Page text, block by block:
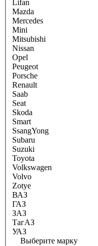
Lifan
Mazda
Mercedes
Mini
Mitsubishi
Nissan
Opel
Peugeot
Porsche
Renault
Saab
Seat
Skoda
Smart
SsangYong
Subaru
Suzuki
Toyota
Volkswagen
Volvo
Zotye
ВАЗ
ГАЗ
ЗАЗ
ТагАЗ
УАЗ
Выберите марку